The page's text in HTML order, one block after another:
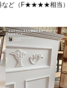
など（F★★★★相当）